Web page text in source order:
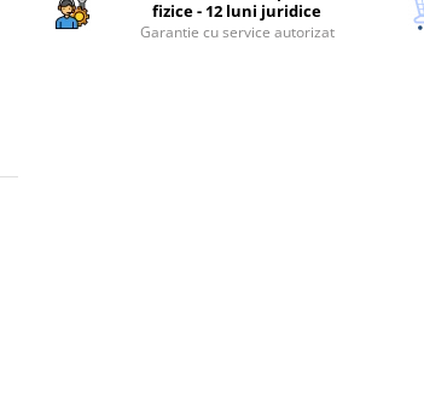
fizice - 12 luni juridice
Garantie cu service autorizat